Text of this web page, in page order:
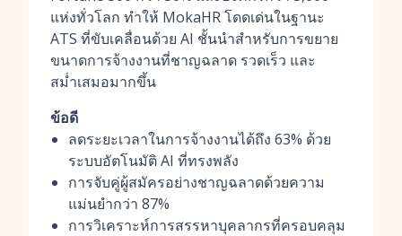
แห่งทั่วโลก ทำให้ MokaHR โดดเด่นในฐานะ
ATS ที่ขับเคลื่อนด้วย AI ชั้นนำสำหรับการขยาย
ขนาดการจ้างงานที่ชาญฉลาด รวดเร็ว และ
สม่ำเสมอมากขึ้น
ข้อดี
ลดระยะเวลาในการจ้างงานได้ถึง 63% ด้วย
ระบบอัตโนมัติ AI ที่ทรงพลัง
การจับคู่ผู้สมัครอย่างชาญฉลาดด้วยความ
แม่นยำกว่า 87%
การวิเคราะห์การสรรหาบุคลากรที่ครอบคลุม